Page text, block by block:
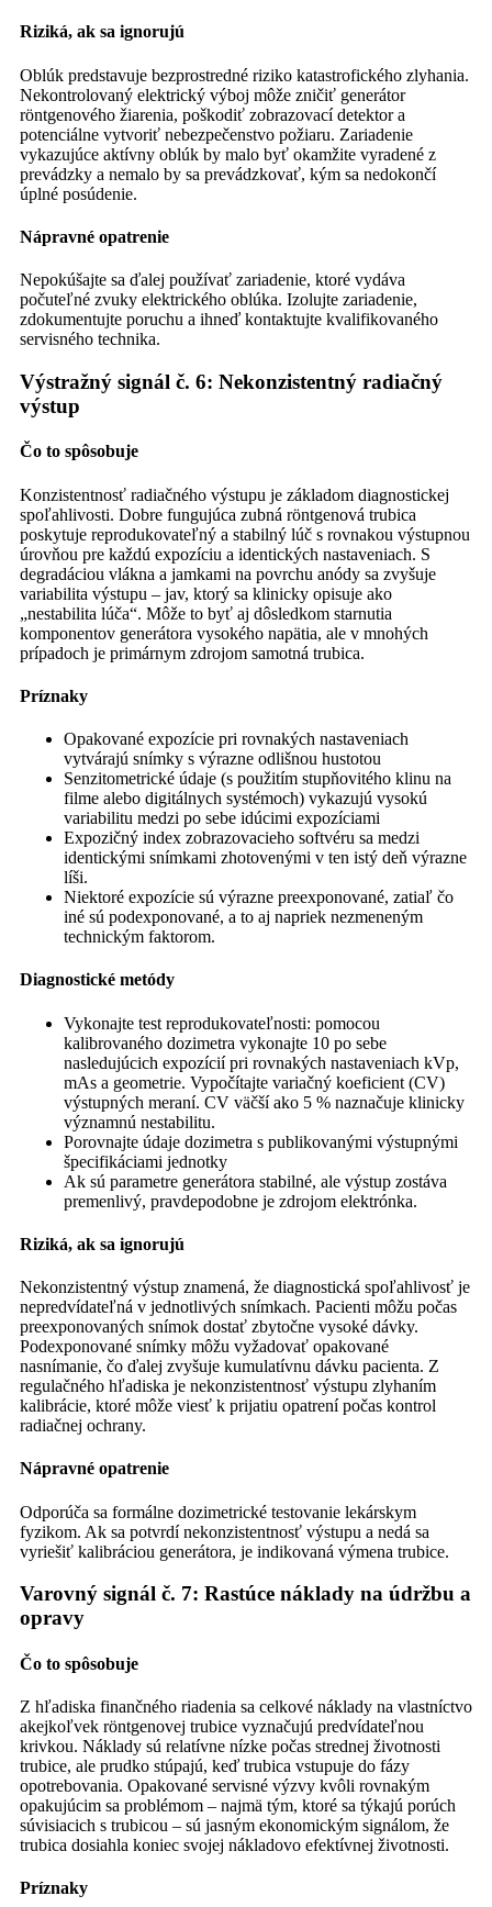
Riziká, ak sa ignorujú
Oblúk predstavuje bezprostredné riziko katastrofického zlyhania.
Nekontrolovaný elektrický výboj môže zničiť generátor
röntgenového žiarenia, poškodiť zobrazovací detektor a
potenciálne vytvoriť nebezpečenstvo požiaru. Zariadenie
vykazujúce aktívny oblúk by malo byť okamžite vyradené z
prevádzky a nemalo by sa prevádzkovať, kým sa nedokončí
úplné posúdenie.
Nápravné opatrenie
Nepokúšajte sa ďalej používať zariadenie, ktoré vydáva
počuteľné zvuky elektrického oblúka. Izolujte zariadenie,
zdokumentujte poruchu a ihneď kontaktujte kvalifikovaného
servisného technika.
Výstražný signál č. 6: Nekonzistentný radiačný
výstup
Čo to spôsobuje
Konzistentnosť radiačného výstupu je základom diagnostickej
spoľahlivosti. Dobre fungujúca zubná röntgenová trubica
poskytuje reprodukovateľný a stabilný lúč s rovnakou výstupnou
úrovňou pre každú expozíciu a identických nastaveniach. S
degradáciou vlákna a jamkami na povrchu anódy sa zvyšuje
variabilita výstupu – jav, ktorý sa klinicky opisuje ako
„nestabilita lúča“. Môže to byť aj dôsledkom starnutia
komponentov generátora vysokého napätia, ale v mnohých
prípadoch je primárnym zdrojom samotná trubica.
Príznaky
Opakované expozície pri rovnakých nastaveniach
vytvárajú snímky s výrazne odlišnou hustotou
Senzitometrické údaje (s použitím stupňovitého klinu na
filme alebo digitálnych systémoch) vykazujú vysokú
variabilitu medzi po sebe idúcimi expozíciami
Expozičný index zobrazovacieho softvéru sa medzi
identickými snímkami zhotovenými v ten istý deň výrazne
líši.
Niektoré expozície sú výrazne preexponované, zatiaľ čo
iné sú podexponované, a to aj napriek nezmeneným
technickým faktorom.
Diagnostické metódy
Vykonajte test reprodukovateľnosti: pomocou
kalibrovaného dozimetra vykonajte 10 po sebe
nasledujúcich expozícií pri rovnakých nastaveniach kVp,
mAs a geometrie. Vypočítajte variačný koeficient (CV)
výstupných meraní. CV väčší ako 5 % naznačuje klinicky
významnú nestabilitu.
Porovnajte údaje dozimetra s publikovanými výstupnými
špecifikáciami jednotky
Ak sú parametre generátora stabilné, ale výstup zostáva
premenlivý, pravdepodobne je zdrojom elektrónka.
Riziká, ak sa ignorujú
Nekonzistentný výstup znamená, že diagnostická spoľahlivosť je
nepredvídateľná v jednotlivých snímkach. Pacienti môžu počas
preexponovaných snímok dostať zbytočne vysoké dávky.
Podexponované snímky môžu vyžadovať opakované
nasnímanie, čo ďalej zvyšuje kumulatívnu dávku pacienta. Z
regulačného hľadiska je nekonzistentnosť výstupu zlyhaním
kalibrácie, ktoré môže viesť k prijatiu opatrení počas kontrol
radiačnej ochrany.
Nápravné opatrenie
Odporúča sa formálne dozimetrické testovanie lekárskym
fyzikom. Ak sa potvrdí nekonzistentnosť výstupu a nedá sa
vyriešiť kalibráciou generátora, je indikovaná výmena trubice.
Varovný signál č. 7: Rastúce náklady na údržbu a
opravy
Čo to spôsobuje
Z hľadiska finančného riadenia sa celkové náklady na vlastníctvo
akejkoľvek röntgenovej trubice vyznačujú predvídateľnou
krivkou. Náklady sú relatívne nízke počas strednej životnosti
trubice, ale prudko stúpajú, keď trubica vstupuje do fázy
opotrebovania. Opakované servisné výzvy kvôli rovnakým
opakujúcim sa problémom – najmä tým, ktoré sa týkajú porúch
súvisiacich s trubicou – sú jasným ekonomickým signálom, že
trubica dosiahla koniec svojej nákladovo efektívnej životnosti.
Príznaky